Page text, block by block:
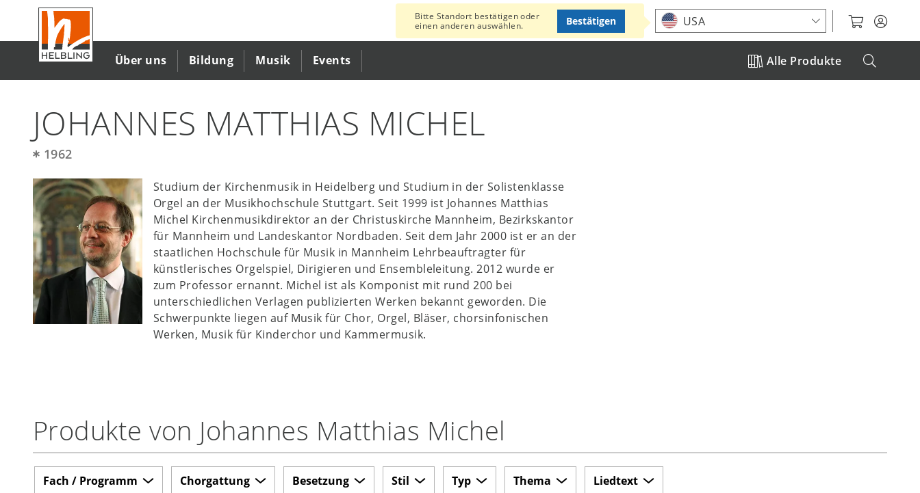
Inhalt
Standort auswählen
Über uns Bildung Musik Events Alle Produkte
Bitte Standort bestätigen oder
einen anderen auswählen.
USA
Bestätigen
JOHANNES MATTHIAS MICHEL
1962
Studium der Kirchenmusik in Heidelberg und Studium in der Solistenklasse
Orgel an der Musikhochschule Stuttgart. Seit 1999 ist Johannes Matthias
Michel Kirchenmusikdirektor an der Christuskirche Mannheim, Bezirkskantor
für Mannheim und Landeskantor Nordbaden. Seit dem Jahr 2000 ist er an der
staatlichen Hochschule für Musik in Mannheim Lehrbeauftragter für
künstlerisches Orgelspiel, Dirigieren und Ensembleleitung. 2012 wurde er
zum Professor ernannt. Michel ist als Komponist mit rund 200 bei
unterschiedlichen Verlagen publizierten Werken bekannt geworden. Die
Schwerpunkte liegen auf Musik für Chor, Orgel, Bläser, chorsinfonischen
Werken, Musik für Kinderchor und Kammermusik.
Produkte von Johannes Matthias Michel
Fach / Programm Chorgattung Besetzung Stil Typ Thema Liedtext